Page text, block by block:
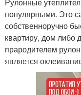
Рулонные
популярными. Это
собственноручно
квартиру, дом либо
прародителем
является